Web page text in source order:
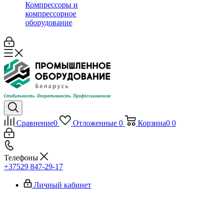
Компрессоры и
компрессорное
оборудование
Сравнение0 Отложенные 0 Корзина0 0
Телефоны
+37529 847-29-17‬
Личный кабинет